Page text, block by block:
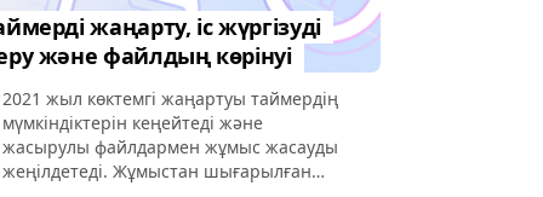
жаңарту, іс жүргізуді
және файлдың көрінуі
2021 жыл көктемгі жаңартуы таймердің
мүмкіндіктерін кеңейтеді және
жасырулы файлдармен жұмыс жасауды
жеңілдетеді. Жұмыстан шығарылған